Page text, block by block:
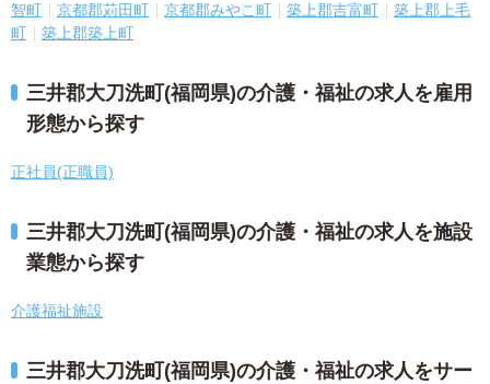
智町
京都郡苅田町 京都郡みやこ町 築上郡吉富町
築上郡上毛
町
築上郡築上町
三井郡大刀洗町(福岡県)の介護・福祉の求人を雇用
形態から探す
正社員(正職員)
三井郡大刀洗町(福岡県)の介護・福祉の求人を施設
業態から探す
介護福祉施設
三井郡大刀洗町(福岡県)の介護・福祉の求人をサー